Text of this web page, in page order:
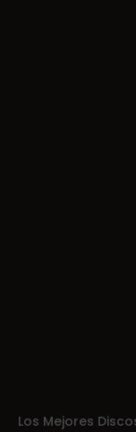
Los Mejores